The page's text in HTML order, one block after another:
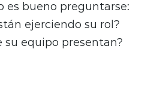
es bueno preguntarse:
ejerciendo su rol?
equipo presentan?